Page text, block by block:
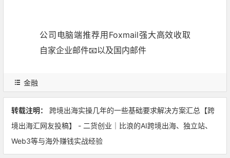
公司电脑端推荐用Foxmail强大高效收取
自家企业邮件📧以及国内邮件
金融
转载注明：
跨境出海实操几年的一些基础要求解决方案汇总【跨
境出海汇网友投稿】 - 二货创业｜比浪的AI跨境出海、独立站、
Web3等与海外赚钱实战经验